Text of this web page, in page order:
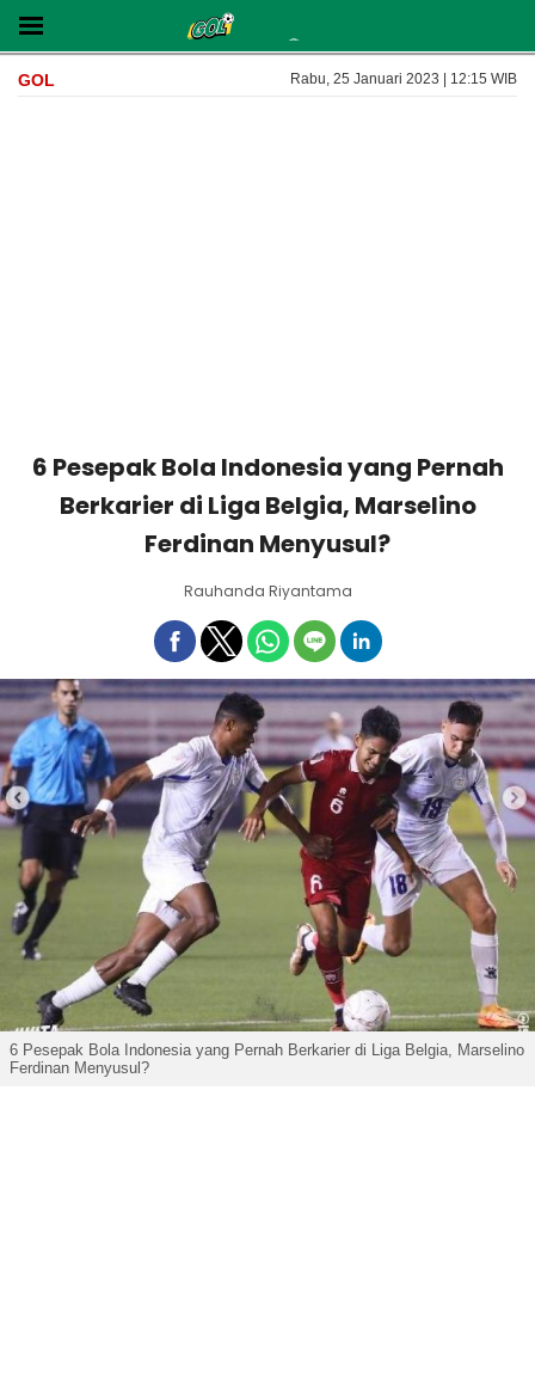
GOL Rabu, 25 Januari 2023 | 12:15 WIB
6 Pesepak Bola Indonesia yang Pernah
Berkarier di Liga Belgia, Marselino
Ferdinan Menyusul?
Rauhanda Riyantama
6 Pesepak Bola Indonesia yang Pernah Berkarier di Liga Belgia, Marselino
Ferdinan Menyusul?